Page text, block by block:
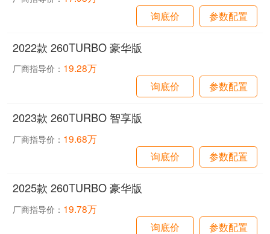
询底价
参数配置
2022款 260TURBO 豪华版
厂商指导价： 19.28万
询底价
参数配置
2023款 260TURBO 智享版
厂商指导价： 19.68万
询底价
参数配置
2025款 260TURBO 豪华版
厂商指导价： 19.78万
询底价
参数配置